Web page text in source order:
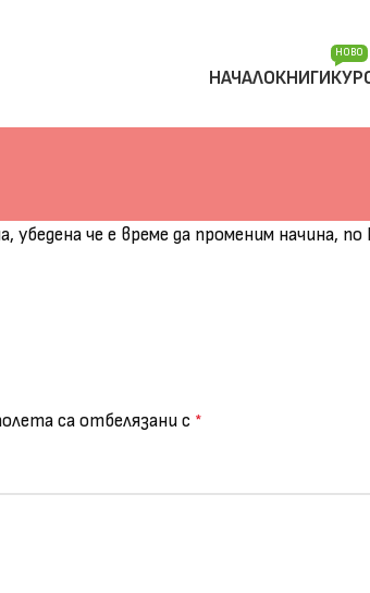
НАЧАЛОКНИГИ
НОВО
че е време да променим начина,
са отбелязани с *